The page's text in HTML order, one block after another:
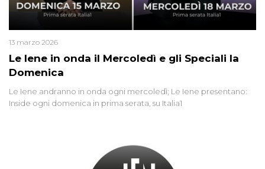
Le Iene in onda il Mercoledì e gli Speciali la
Domenica
13 marzo 2026
Le Iene andranno in onda ogni mercoledì; Le Iene presentano:
Inside ogni domenica in prima serata, su Italia1